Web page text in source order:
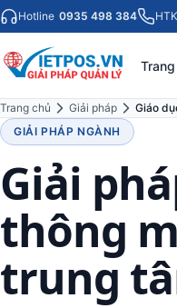
Hotline 0935 498 384
Trang chủ Giải pháp
Giáo
GIẢI PHÁP NGÀNH
Giải
thông
trung